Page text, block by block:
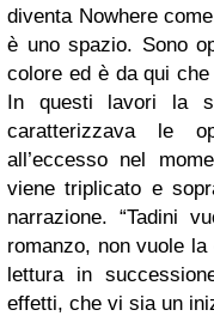
diventa Nowhere
è uno spazio. Sono
colore ed è da qui
In questi lavori la
caratterizzava le
all’eccesso nel
viene triplicato e
narrazione. “Tadini
romanzo, non vuole
lettura in
effetti, che vi sia un